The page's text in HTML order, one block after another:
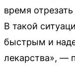
время
В такой
быстрым и
лекарства», —